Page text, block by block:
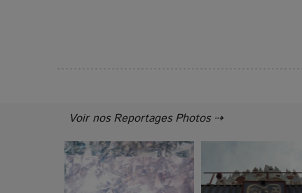
Voir nos Reportages Photos ⇢